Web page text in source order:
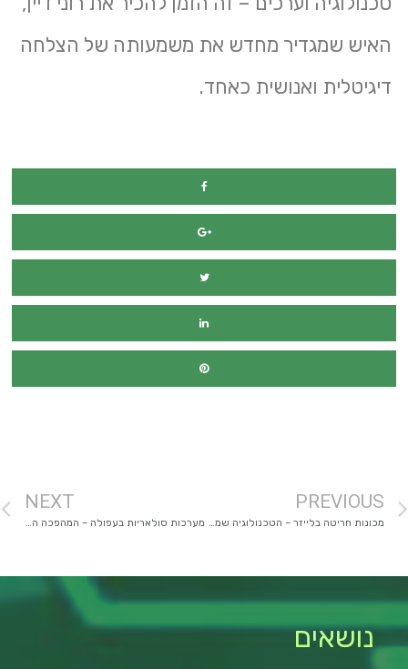
האיש שמגדיר מחדש את משמעותה של הצלחה
דיגיטלית ואנושית כאחד.
PREVIOUS
מכונות חריטה בלייזר – הטכנולוגיה שמשנה את עולם הייצור
NEXT
מערכות סולאריות בעפולה – המהפכה הירוקה מגיעה גם לעמק
נושאים